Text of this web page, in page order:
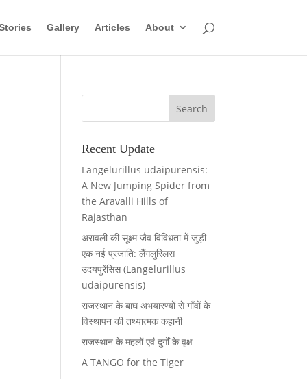
Gallery Articles About
Recent Update
Langelurillus udaipurensis:
A New Jumping Spider from
the Aravalli Hills of
Rajasthan
अरावली की सूक्ष्म जैव विविधता में जुड़ी
एक नई प्रजाति: लैंगलुरिलस
उदयपुरेंसिस (Langelurillus
udaipurensis)
राजस्थान के बाघ अभयारण्यों से गाँवों के
विस्थापन की तथ्यात्मक कहानी
राजस्थान के महलों एवं दुर्गों के वृक्ष
A TANGO for the Tiger